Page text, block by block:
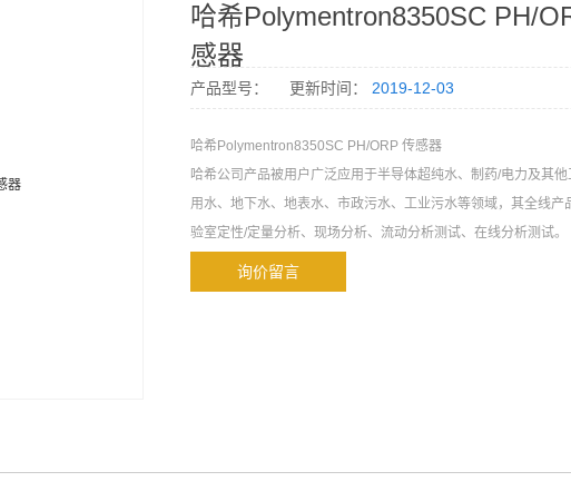
哈希Polymentron8350SC PH/
感器
产品型号： 更新时间： 2019-12-03
哈希Polymentron8350SC PH/ORP 传感器
哈希公司产品被用户广泛应用于半导体超纯水、制药/电力及其
用水、地下水、地表水、市政污水、工业污水等领域，其全线产
验室定性/定量分析、现场分析、流动分析测试、在线分析测试。
询价留言